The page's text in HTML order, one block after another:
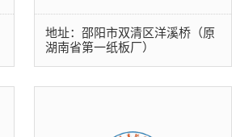
地址：邵阳市双清区洋溪桥（原
湖南省第一纸板厂）